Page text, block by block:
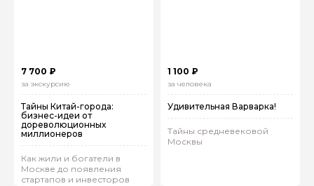
Россия
7 700 ₽
за экскурсию
Тайны Китай-города:
бизнес-идеи от
дореволюционных
миллионеров
Как жили и богатели в
Москве до появления
стартапов и инвесторов
1 100 ₽
за человека
Удивительная Варварка!
Тайны средневековой
Москвы